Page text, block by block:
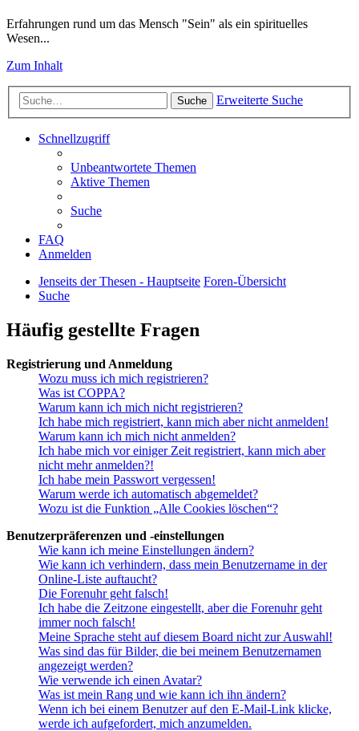
Erfahrungen rund um das Mensch "Sein" als ein spirituelles
Wesen...
Zum Inhalt
Suche Erweiterte Suche
Schnellzugriff
Unbeantwortete Themen
Aktive Themen
Suche
FAQ
Anmelden
Jenseits der Thesen - Hauptseite Foren-Übersicht
Suche
Häufig gestellte Fragen
Registrierung und Anmeldung
Wozu muss ich mich registrieren?
Was ist COPPA?
Warum kann ich mich nicht registrieren?
Ich habe mich registriert, kann mich aber nicht anmelden!
Warum kann ich mich nicht anmelden?
Ich habe mich vor einiger Zeit registriert, kann mich aber
nicht mehr anmelden?!
Ich habe mein Passwort vergessen!
Warum werde ich automatisch abgemeldet?
Wozu ist die Funktion „Alle Cookies löschen“?
Benutzerpräferenzen und -einstellungen
Wie kann ich meine Einstellungen ändern?
Wie kann ich verhindern, dass mein Benutzername in der
Online-Liste auftaucht?
Die Forenuhr geht falsch!
Ich habe die Zeitzone eingestellt, aber die Forenuhr geht
immer noch falsch!
Meine Sprache steht auf diesem Board nicht zur Auswahl!
Was sind das für Bilder, die bei meinem Benutzernamen
angezeigt werden?
Wie verwende ich einen Avatar?
Was ist mein Rang und wie kann ich ihn ändern?
Wenn ich bei einem Benutzer auf den E-Mail-Link klicke,
werde ich aufgefordert, mich anzumelden.